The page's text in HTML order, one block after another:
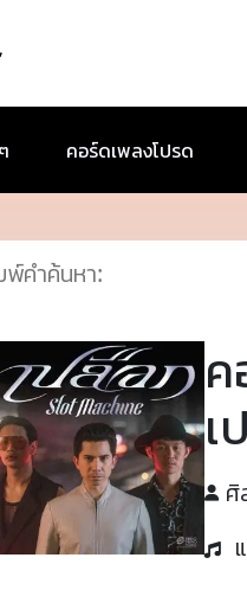
คอร์ดเพลงโปรด
เ
ศิ